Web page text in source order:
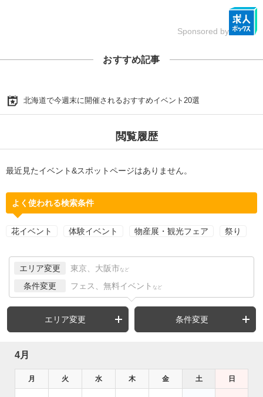
Sponsored by
おすすめ記事
北海道で今週末に開催されるおすすめイベント20選
閲覧履歴
最近見たイベント&スポットページはありません。
よく使われる検索条件
花イベント 体験イベント 物産展・観光フェア 祭り
エリア変更 東京、大阪市 など
条件変更 フェス、無料イベント など
エリア変更 条件変更
4月
月 火 水 木 金 土 日